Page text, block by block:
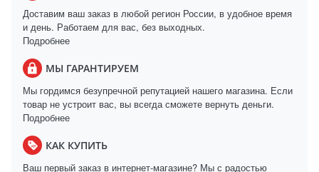
Доставим ваш заказ в любой регион России, в удобное время
и день. Работаем для вас, без выходных.
Подробнее
МЫ ГАРАНТИРУЕМ
Мы гордимся безупречной репутацией нашего магазина. Если
товар не устроит вас, вы всегда сможете вернуть деньги.
Подробнее
КАК КУПИТЬ
Ваш первый заказ в интернет-магазине? Мы с радостью